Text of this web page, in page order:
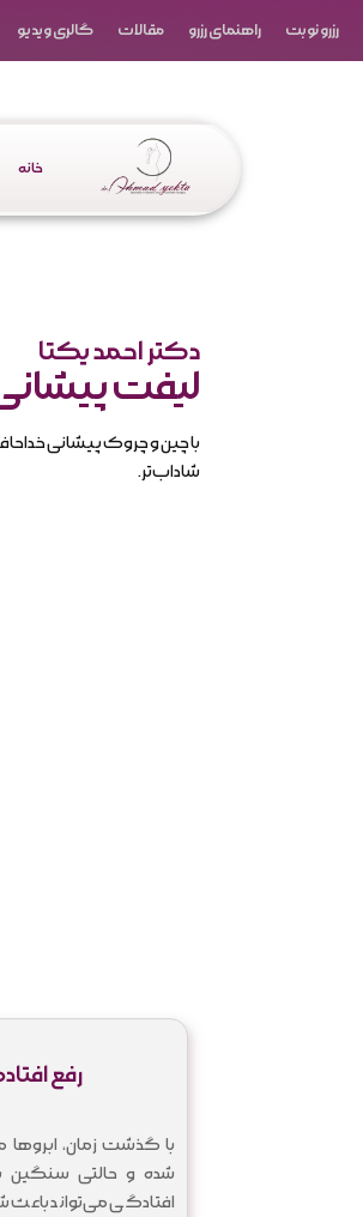
رزرو نوبت راهنمای رزرو مقالات گالری ویدیو
خانه
دکتر احمد یکتا
لیفت
با چین و چروک پیشانی
شاداب‌تر.
رفع
با گذشت زمان،
شده و حالتی سنگین
افتادگی می‌تواند